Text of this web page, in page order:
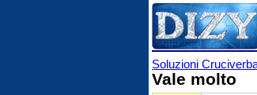
Soluzioni
Vale molto